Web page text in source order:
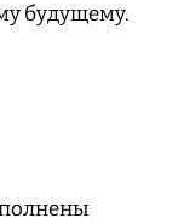
будущему.